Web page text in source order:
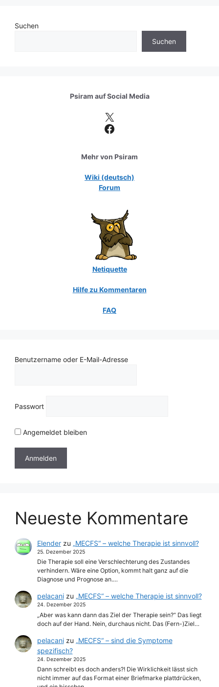
Suchen
Suchen
Psiram aufSocial Media
X
Facebook
Mehr von Psiram
Wiki (deutsch)
Forum
Netiquette
Hilfe zu Kommentaren
FAQ
Benutzername oder E-Mail-Adresse
Passwort
Angemeldet bleiben
Neueste Kommentare
Elenderzu „MECFS“ – welche Therapie ist sinnvoll?
25. Dezember 2025
Die Therapie soll eine Verschlechterung des Zustandes
verhindern. Wäre eine Option, kommt halt ganz auf die
Diagnose und Prognose an.…
pelacanizu „MECFS“ – welche Therapie ist sinnvoll?
24. Dezember 2025
„Aber was kann dann das Ziel der Therapie sein?“ Das liegt
doch auf der Hand. Nein, durchaus nicht. Das (Fern-)Ziel…
pelacanizu „MECFS“ – sind die Symptome
spezifisch?
24. Dezember 2025
Dann schreibt es doch anders?! Die Wirklichkeit lässt sich
nicht immer auf das Format einer Briefmarke plattdrücken,